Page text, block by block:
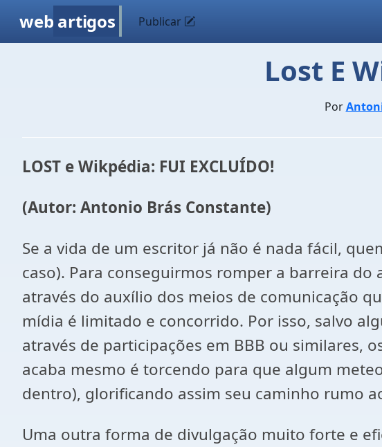
web artigos Publicar
Lost E
Por
LOST e Wikpédia: FUI EXCLUÍDO!
(Autor: Antonio Brás Constante)
Se a vida de um escritor já não é nada fácil,
caso). Para conseguirmos romper a barreira
através do auxílio dos meios de comunicação
mídia é limitado e concorrido. Por isso, salvo
através de participações em BBB ou similares,
acaba mesmo é torcendo para que algum
dentro), glorificando assim seu caminho rumo
Uma outra forma de divulgação muito forte e